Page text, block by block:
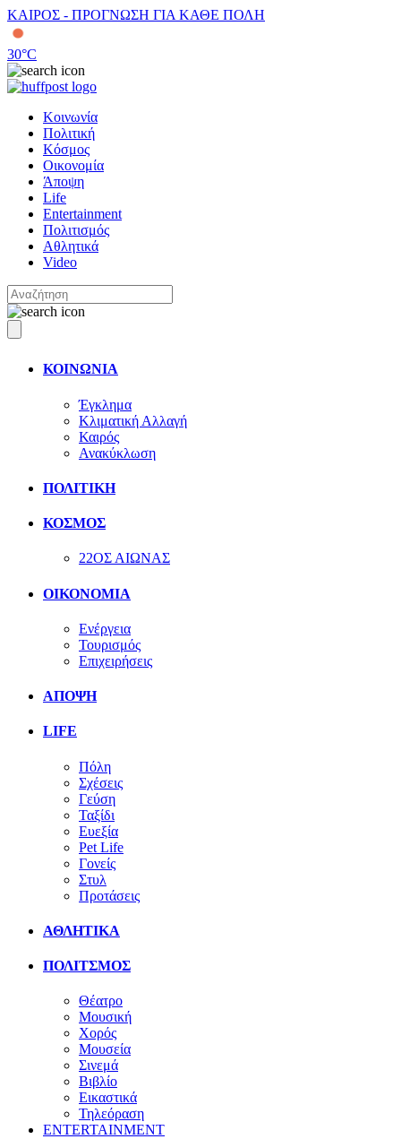
ΚΑΙΡΟΣ - ΠΡΟΓΝΩΣΗ ΓΙΑ ΚΑΘΕ ΠΟΛΗ
30°C
Κοινωνία
Πολιτική
Κόσμος
Οικονομία
Άποψη
Life
Entertainment
Πολιτισμός
Αθλητικά
Video
ΚΟΙΝΩΝΙΑ
Έγκλημα
Κλιματική Αλλαγή
Καιρός
Ανακύκλωση
ΠΟΛΙΤΙΚΗ
ΚΟΣΜΟΣ
22ΟΣ ΑΙΩΝΑΣ
ΟΙΚΟΝΟΜΙΑ
Ενέργεια
Τουρισμός
Επιχειρήσεις
ΑΠΟΨΗ
LIFE
Πόλη
Σχέσεις
Γεύση
Ταξίδι
Ευεξία
Pet Life
Γονείς
Στυλ
Προτάσεις
ΑΘΛΗΤΙΚΑ
ΠΟΛΙΤΣΜΟΣ
Θέατρο
Μουσική
Χορός
Μουσεία
Σινεμά
Βιβλίο
Εικαστικά
Τηλεόραση
ENTERTAINMENT